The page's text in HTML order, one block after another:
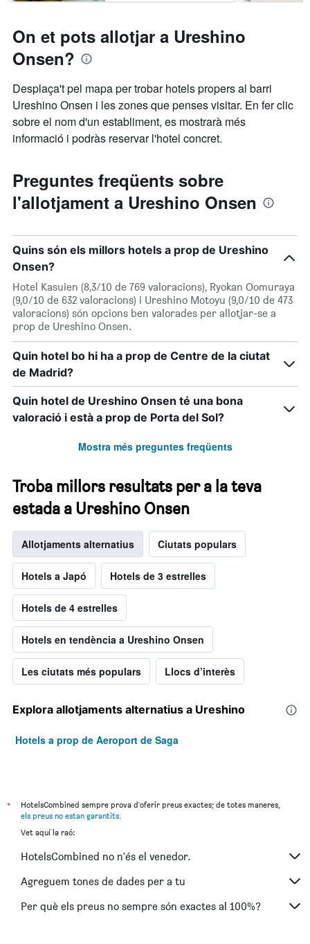
On et pots allotjar a Ureshino
Onsen?
Desplaça't pel mapa per trobar hotels propers al barri
Ureshino Onsen i les zones que penses visitar. En fer clic
sobre el nom d'un establiment, es mostrarà més
informació i podràs reservar l'hotel concret.
Preguntes freqüents sobre
l'allotjament a Ureshino Onsen
Quins són els millors hotels a prop de Ureshino
Onsen?
Hotel Kasuien (8,3/10 de 769 valoracions), Ryokan Oomuraya
(9,0/10 de 632 valoracions) i Ureshino Motoyu (9,0/10 de 473
valoracions) són opcions ben valorades per allotjar-se a
prop de Ureshino Onsen.
Quin hotel bo hi ha a prop de Centre de la ciutat
de Madrid?
Quin hotel de Ureshino Onsen té una bona
valoració i està a prop de Porta del Sol?
Mostra més preguntes freqüents
Troba millors resultats per a la teva
estada a Ureshino Onsen
Allotjaments alternatius Ciutats populars
Hotels a Japó Hotels de 3 estrelles
Hotels de 4 estrelles
Hotels en tendència a Ureshino Onsen
Les ciutats més populars Llocs d’interès
Explora allotjaments alternatius a Ureshino
Hotels a prop de Aeroport de Saga
*
HotelsCombined sempre prova d'oferir preus exactes; de totes maneres,
els preus no estan garantits.
Vet aquí la raó:
HotelsCombined no n'és el venedor.
Agreguem tones de dades per a tu
Per què els preus no sempre són exactes al 100%?